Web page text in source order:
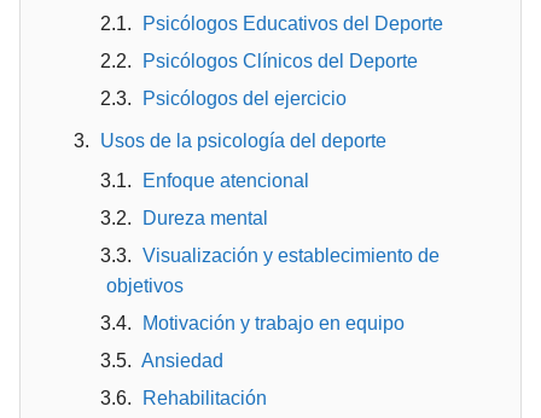
Psicólogos Educativos del Deporte
Psicólogos Clínicos del Deporte
Psicólogos del ejercicio
Usos de la psicología del deporte
Enfoque atencional
Dureza mental
Visualización y establecimiento de
objetivos
Motivación y trabajo en equipo
Ansiedad
Rehabilitación